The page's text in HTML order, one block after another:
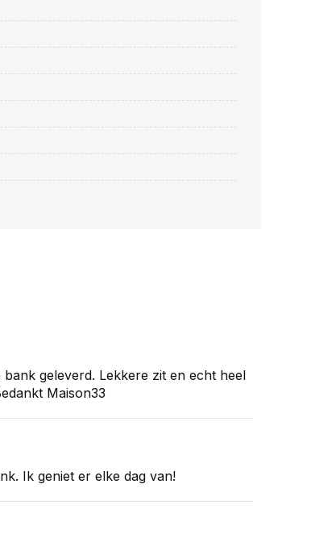
geleverd. Lekkere zit en echt heel
Maison33
Ik geniet er elke dag van!